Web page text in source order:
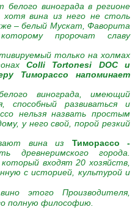
винограда в регионе
хотя вина из него не столь
– белый Мускат, Фаворита
пророчат славу
только на холмах
Colli Tortonesi DOC и
Тиморассо напоминает
винограда, имеющий
способный развиваться и
нельзя назвать простым
у него свой, порой резкий
вина из Тиморассо -
древнеримского города.
входят 20 хозяйств,
с историей, культурой и
этого Производителя,
полную философию.